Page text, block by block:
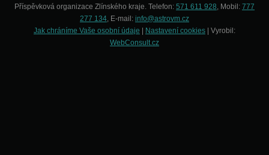
Příspěvková organizace Zlínského kraje. Telefon: 571 611 928, Mobil: 777
277 134, E-mail: info@astrovm.cz
Jak chráníme Vaše osobní údaje
Nastavení cookies | Vyrobil:
WebConsult.cz